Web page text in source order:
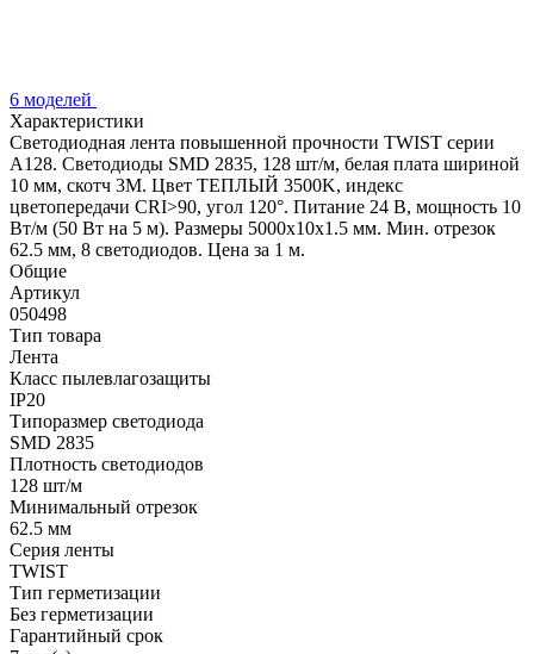
6 моделей
Характеристики
Светодиодная лента повышенной прочности TWIST серии
A128. Светодиоды SMD 2835, 128 шт/м, белая плата шириной
10 мм, скотч 3M. Цвет ТЕПЛЫЙ 3500K, индекс
цветопередачи CRI>90, угол 120°. Питание 24 В, мощность 10
Вт/м (50 Вт на 5 м). Размеры 5000x10x1.5 мм. Мин. отрезок
62.5 мм, 8 светодиодов. Цена за 1 м.
Общие
Артикул
050498
Тип товара
Лента
Класс пылевлагозащиты
IP20
Типоразмер светодиода
SMD 2835
Плотность светодиодов
128 шт/м
Минимальный отрезок
62.5 мм
Серия ленты
TWIST
Тип герметизации
Без герметизации
Гарантийный срок